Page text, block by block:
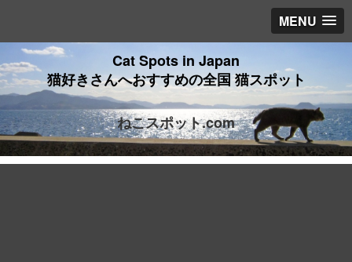
MENU
Cat Spots in Japan
猫好きさんへおすすめの全国 猫スポット
ねこスポット.com